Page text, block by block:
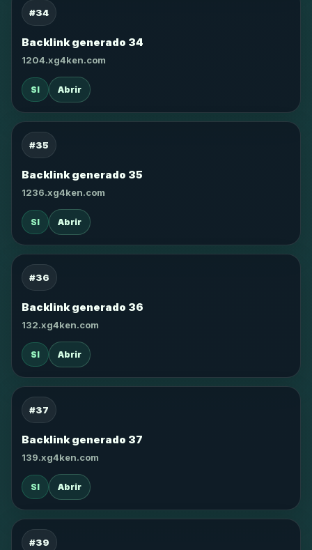
#34
Backlink generado 34
1204.xg4ken.com
SI Abrir
#35
Backlink generado 35
1236.xg4ken.com
SI Abrir
#36
Backlink generado 36
132.xg4ken.com
SI Abrir
#37
Backlink generado 37
139.xg4ken.com
SI Abrir
#39